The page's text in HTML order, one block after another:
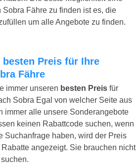
Fähre zu finden ist es, die
um alle Angebote zu finden.
Fähre
immer unseren besten Preis für
Sobra Egal von welcher Seite aus
immer alle unsere Sonderangebote
keinen Rabattcode suchen, wenn
Suchanfrage haben, wird der Preis
angezeigt. Sie brauchen nicht